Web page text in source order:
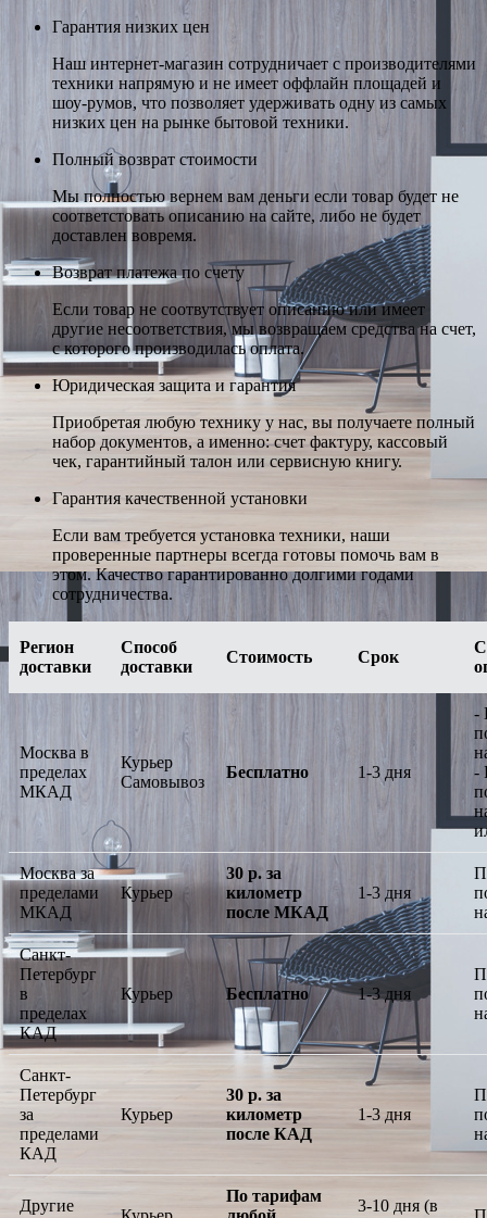
Гарантия низких цен
Наш интернет-магазин сотрудничает с производителями
техники напрямую и не имеет оффлайн площадей и
шоу-румов, что позволяет удерживать одну из самых
низких цен на рынке бытовой техники.
Полный возврат стоимости
Мы полностью вернем вам деньги если товар будет не
соответстовать описанию на сайте, либо не будет
доставлен вовремя.
Возврат платежа по счету
Если товар не соотвутствует описанию или имеет
другие несоответствия, мы возвращаем средства на счет,
с которого производилась оплата.
Юридическая защита и гарантия
Приобретая любую технику у нас, вы получаете полный
набор документов, а именно: счет фактуру, кассовый
чек, гарантийный талон или сервисную книгу.
Гарантия качественной установки
Если вам требуется установка техники, наши
проверенные партнеры всегда готовы помочь вам в
этом. Качество гарантированно долгими годами
сотрудничества.
Регион
доставки
Способ
доставки
Стоимость Срок
Москва в
пределах
МКАД
Курьер
Самовывоз
Бесплатно 1-3 дня
-
-
Москва за
пределами
МКАД
Курьер
30 р. за
километр
после МКАД
1-3 дня
Санкт-
Петербург
в
пределах
КАД
Курьер Бесплатно 1-3 дня
Санкт-
Петербург
за
пределами
КАД
Курьер
30 р. за
километр
после КАД
1-3 дня
Другие
По тарифам
3-10 дня (в